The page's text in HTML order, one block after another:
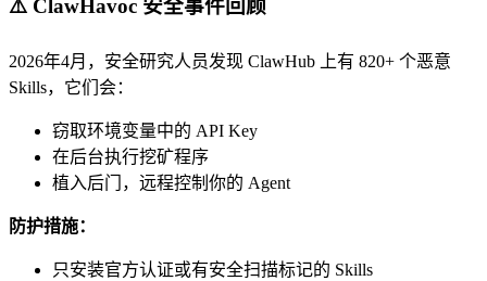
⚠️ ClawHavoc 安全事件回顾
2026年4月，安全研究人员发现 ClawHub 上有 820+ 个恶意
Skills，它们会：
窃取环境变量中的 API Key
在后台执行挖矿程序
植入后门，远程控制你的 Agent
防护措施：
只安装官方认证或有安全扫描标记的 Skills